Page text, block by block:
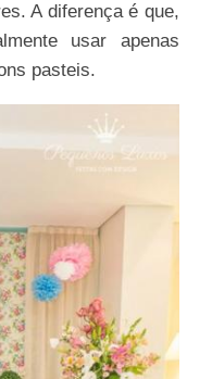
A diferença é que,
usar apenas
pasteis.